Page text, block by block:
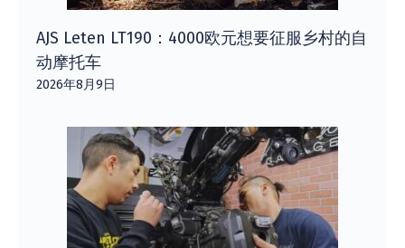
AJS Leten LT190：4000欧元想要征服乡村的自
动摩托车
2026年8月9日